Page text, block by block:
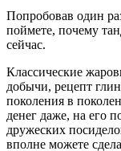
Попробовав один
поймете, почему
сейчас.
Классические
добычи, рецепт
поколения в
денег даже, на его
дружеских
вполне можете